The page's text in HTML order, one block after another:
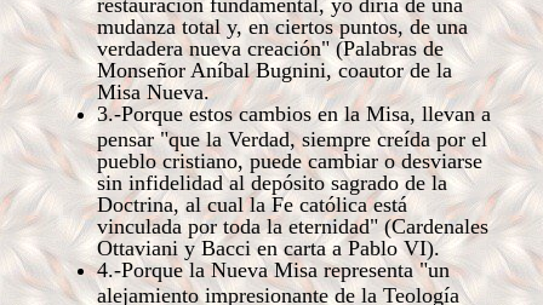
mudanza total y, en ciertos puntos, de una
verdadera nueva creación" (Palabras de
Monseñor Aníbal Bugnini, coautor de la
Misa Nueva.
3.-Porque estos cambios en la Misa, llevan a
pensar "que la Verdad, siempre creída por el
pueblo cristiano, puede cambiar o desviarse
sin infidelidad al depósito sagrado de la
Doctrina, al cual la Fe católica está
vinculada por toda la eternidad" (Cardenales
Ottaviani y Bacci en carta a Pablo VI).
4.-Porque la Nueva Misa representa "un
alejamiento impresionante de la Teología